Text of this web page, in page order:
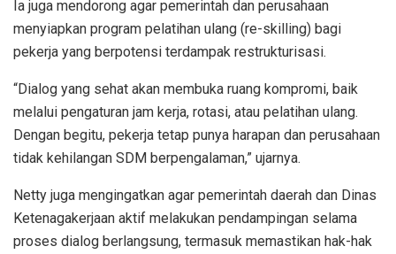
Ia juga mendorong agar pemerintah dan perusahaan
menyiapkan program pelatihan ulang (re-skilling) bagi
pekerja yang berpotensi terdampak restrukturisasi.
“Dialog yang sehat akan membuka ruang kompromi, baik
melalui pengaturan jam kerja, rotasi, atau pelatihan ulang.
Dengan begitu, pekerja tetap punya harapan dan perusahaan
tidak kehilangan SDM berpengalaman,” ujarnya.
Netty juga mengingatkan agar pemerintah daerah dan Dinas
Ketenagakerjaan aktif melakukan pendampingan selama
proses dialog berlangsung, termasuk memastikan hak-hak